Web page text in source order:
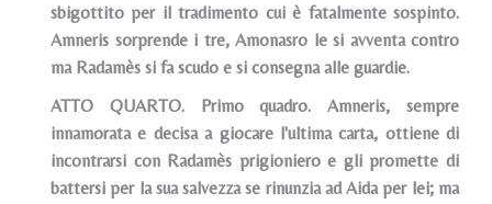
sbigottito per il tradimento cui è fatalmente sospinto.
Amneris sorprende i tre, Amonasro le si avventa contro
ma Radamès si fa scudo e si consegna alle guardie.
ATTO QUARTO. Primo quadro. Amneris, sempre
innamorata e decisa a giocare l'ultima carta, ottiene di
incontrarsi con Radamès prigioniero e gli promette di
battersi per la sua salvezza se rinunzia ad Aida per lei; ma